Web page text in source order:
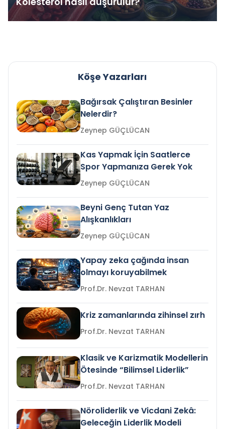
Köşe Yazarları
Bağırsak Çalıştıran Besinler
Nelerdir?
Zeynep GÜÇLÜCAN
Kas Yapmak İçin Saatlerce
Spor Yapmanıza Gerek Yok
Zeynep GÜÇLÜCAN
Beyni Genç Tutan Yaz
Alışkanlıkları
Zeynep GÜÇLÜCAN
Yapay zeka çağında insan
olmayı koruyabilmek
Prof.Dr. Nevzat TARHAN
Kriz zamanlarında zihinsel zırh
Prof.Dr. Nevzat TARHAN
Klasik ve Karizmatik Modellerin
Ötesinde “Bilimsel Liderlik”
Prof.Dr. Nevzat TARHAN
Nöroliderlik ve Vicdani Zekâ:
Geleceğin Liderlik Modeli